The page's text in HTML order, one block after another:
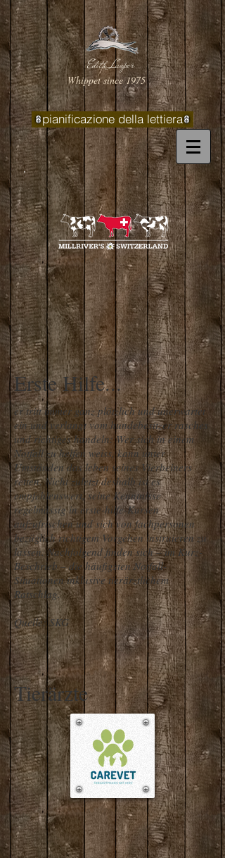
Edith Lauper
Whippet since 1975
pianificazione della lettiera
Erste Hilfe...
er tritt immer ganz plötzlich und unerwartet
ein und verlangt vom hundebesitzer rasches
und richtiges handeln: Wer sich in einem
Notfall zu helfen weiss, kann unter
Umständen das leben seines Vierbeiners
retten. Nicht zuletzt deshalb ist es
empfehlenswert, seine Kenntnisse
regelmässig in erste-hilfe-Kursen
aufzufrischen und sich von fachpersonen
bezüglich richtigem Vorgehen instruieren zu
lassen. Nachfolgend finden sich – im Kurz-
Beschrieb – die häufigsten Notfall-
Situationen inklusive tierärztlichem
Ratschlag.
Quelle: SKG
Tierärzte